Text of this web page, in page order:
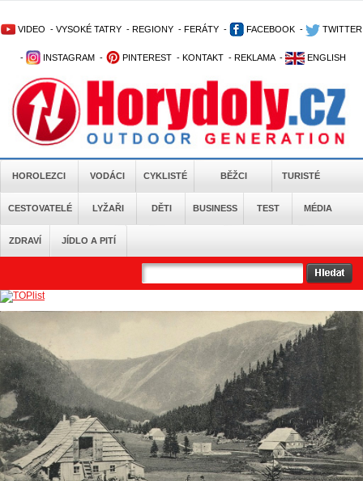
VIDEO - VYSOKÉ TATRY - REGIONY - FERÁTY - FACEBOOK - TWITTER
- INSTAGRAM - PINTEREST - KONTAKT - REKLAMA - ENGLISH
HOROLEZCI VODÁCI CYKLISTÉ BĚŽCI TURISTÉ
CESTOVATELÉ LYŽAŘI DĚTI BUSINESS TEST MÉDIA
ZDRAVÍ JÍDLO A PITÍ